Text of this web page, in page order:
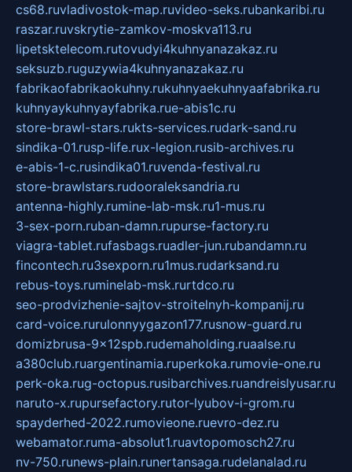
cs68.ruvladivostok-map.ruvideo-seks.rubankaribi.ru
raszar.ruvskrytie-zamkov-moskva113.ru
lipetsktelecom.rutovudyi4kuhnyanazakaz.ru
seksuzb.ruguzywia4kuhnyanazakaz.ru
fabrikaofabrikaokuhny.rukuhnyaekuhnyaafabrika.ru
kuhnyaykuhnyayfabrika.rue-abis1c.ru
store-brawl-stars.rukts-services.rudark-sand.ru
sindika-01.rusp-life.rux-legion.rusib-archives.ru
e-abis-1-c.rusindika01.ruvenda-festival.ru
store-brawlstars.rudooraleksandria.ru
antenna-highly.rumine-lab-msk.ru1-mus.ru
3-sex-porn.ruban-damn.rupurse-factory.ru
viagra-tablet.rufasbags.ruadler-jun.rubandamn.ru
fincontech.ru3sexporn.ru1mus.rudarksand.ru
rebus-toys.ruminelab-msk.rurtdco.ru
seo-prodvizhenie-sajtov-stroitelnyh-kompanij.ru
card-voice.rurulonnyygazon177.rusnow-guard.ru
domizbrusa-9x12spb.rudemaholding.ruaalse.ru
a380club.ruargentinamia.ruperkoka.rumovie-one.ru
perk-oka.rug-octopus.rusibarchives.ruandreislyusar.ru
naruto-x.rupursefactory.rutor-lyubov-i-grom.ru
spayderhed-2022.rumovieone.ruevro-dez.ru
webamator.ruma-absolut1.ruavtopomosch27.ru
nv-750.runews-plain.runertansaga.rudelanalad.ru